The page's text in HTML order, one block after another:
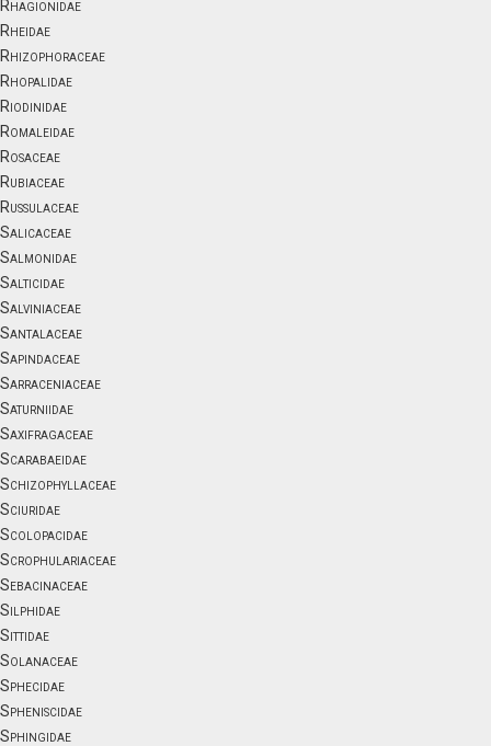
Rhagionidae
Rheidae
Rhizophoraceae
Rhopalidae
Riodinidae
Romaleidae
Rosaceae
Rubiaceae
Russulaceae
Salicaceae
Salmonidae
Salticidae
Salviniaceae
Santalaceae
Sapindaceae
Sarraceniaceae
Saturniidae
Saxifragaceae
Scarabaeidae
Schizophyllaceae
Sciuridae
Scolopacidae
Scrophulariaceae
Sebacinaceae
Silphidae
Sittidae
Solanaceae
Sphecidae
Spheniscidae
Sphingidae